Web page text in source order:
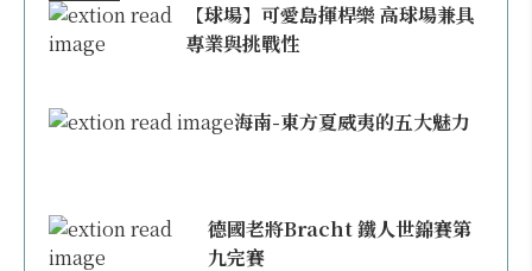
【球場】可愛島揮桿樂 高球場兼具
專業與挑戰性
海南-東方夏威夷的五大魅力
德國老將Bracht 鐵人世錦賽第
九完賽